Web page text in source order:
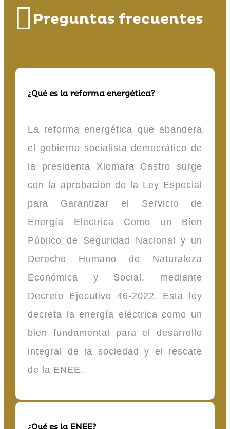
Preguntas frecuentes
¿Qué es la reforma energética?
La reforma energética que abandera
el gobierno socialista democrático de
la presidenta Xiomara Castro surge
con la aprobación de la Ley Especial
para Garantizar el Servicio de
Energía Eléctrica Como un Bien
Público de Seguridad Nacional y un
Derecho Humano de Naturaleza
Económica y Social, mediante
Decreto Ejecutivo 46-2022. Esta ley
decreta la energía eléctrica como un
bien fundamental para el desarrollo
integral de la sociedad y el rescate
de la ENEE.